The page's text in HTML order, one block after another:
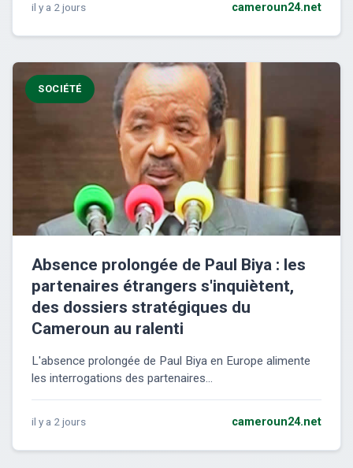
il y a 2 jours cameroun24.net
SOCIÉTÉ
Absence prolongée de Paul Biya : les
partenaires étrangers s'inquiètent,
des dossiers stratégiques du
Cameroun au ralenti
L'absence prolongée de Paul Biya en Europe alimente
les interrogations des partenaires...
il y a 2 jours cameroun24.net